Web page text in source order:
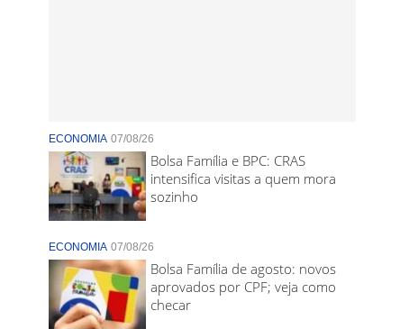
ECONOMIA 07/08/26
Bolsa Família e BPC: CRAS
intensifica visitas a quem mora
sozinho
ECONOMIA 07/08/26
Bolsa Família de agosto: novos
aprovados por CPF; veja como
checar